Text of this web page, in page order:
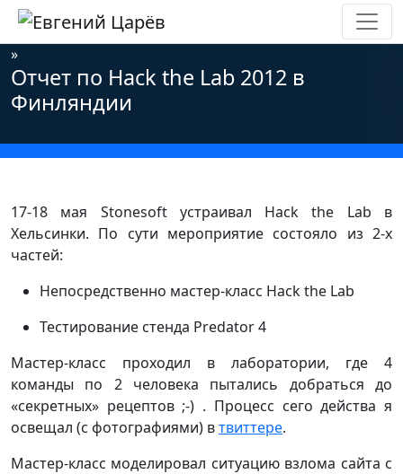
Главная»Новости»Информационная безопасность
»
Отчет по Hack the Lab 2012 в
Финляндии
17-18 мая Stonesoft устраивал Hack the Lab в
Хельсинки. По сути мероприятие состояло из 2-х
частей:
Непосредственно мастер-класс Hack the Lab
Тестирование стенда Predator 4
Мастер-класс проходил в лаборатории, где 4
команды по 2 человека пытались добраться до
«секретных» рецептов ;-) . Процесс сего действа я
освещал (с фотографиями) втвиттере.
Мастер-класс моделировал ситуацию взлома сайта с